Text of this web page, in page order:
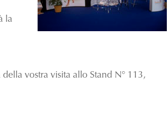
la
vostra visita allo Stand N° 113,